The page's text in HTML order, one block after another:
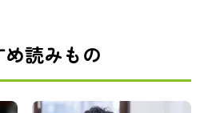
め読みもの